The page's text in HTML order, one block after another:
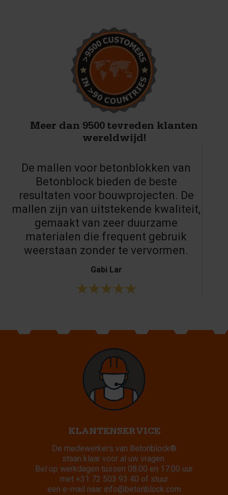
Meer dan 9500 tevreden klanten
wereldwijd!
De mallen voor betonblokken van
Betonblock bieden de beste
resultaten voor bouwprojecten. De
mallen zijn van uitstekende kwaliteit,
gemaakt van zeer duurzame
materialen die frequent gebruik
weerstaan zonder te vervormen.
Gabi Lar
KLANTENSERVICE
De medewerkers van Betonblock®
staan klaar voor al uw vragen.
Bel op werkdagen tussen 08:00 en 17:00 uur
met +31 72 503 93 40 of stuur
een e-mail naar info@betonblock.com